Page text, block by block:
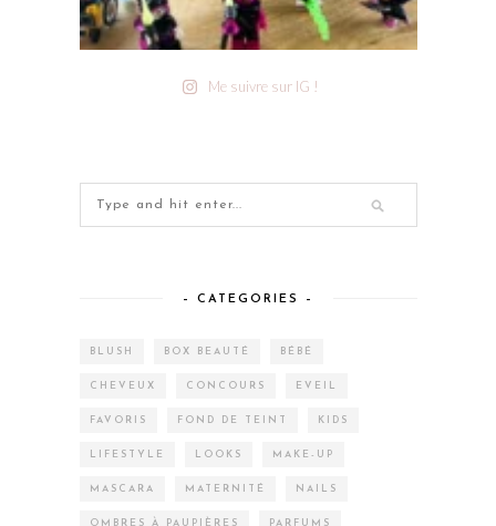
Me suivre sur IG !
– CATEGORIES –
BLUSH BOX BEAUTÉ BÉBÉ
CHEVEUX CONCOURS EVEIL
FAVORIS FOND DE TEINT KIDS
LIFESTYLE LOOKS MAKE-UP
MASCARA MATERNITÉ NAILS
OMBRES À PAUPIÈRES PARFUMS